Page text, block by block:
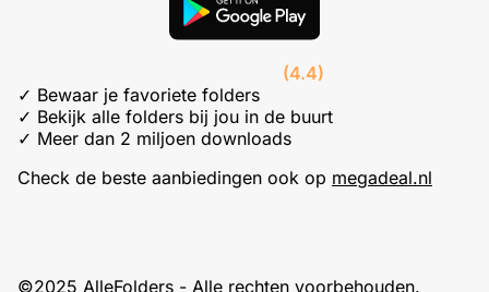
(4.4)
✓ Bewaar je favoriete folders
✓ Bekijk alle folders bij jou in de buurt
✓ Meer dan 2 miljoen downloads
Check de beste aanbiedingen ook op megadeal.nl
©2025 AlleFolders - Alle rechten voorbehouden.